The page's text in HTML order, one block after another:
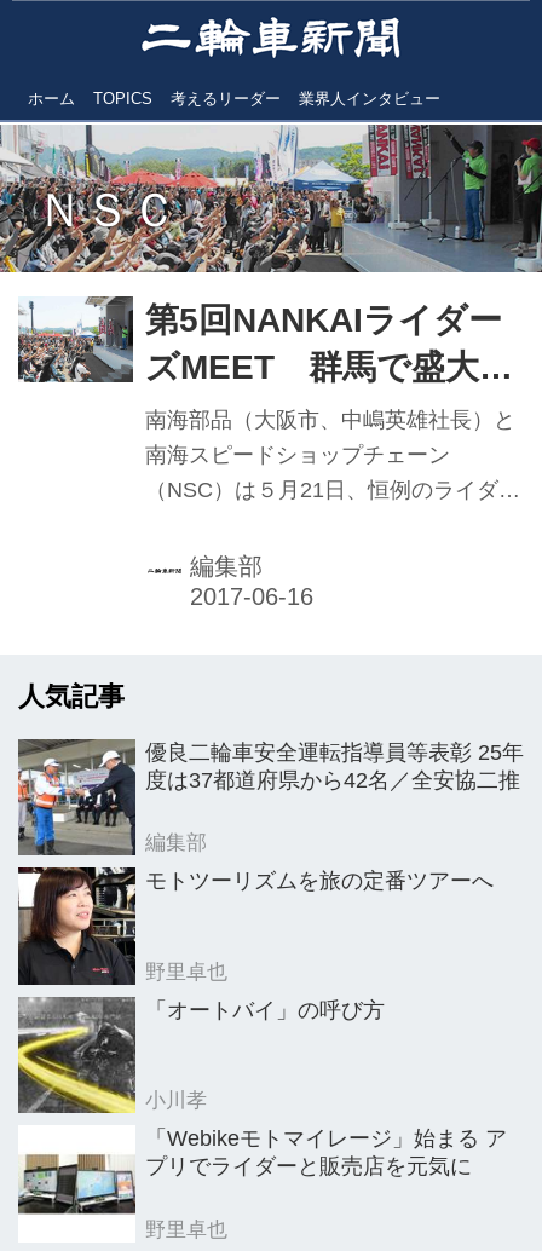
ホーム TOPICS 考えるリーダー 業界人インタビュー
ＮＳＣ
第5回NANKAIライダー
ズMEET 群馬で盛大開
催 3800人集う
南海部品（大阪市、中嶋英雄社長）と
南海スピードショップチェーン
（NSC）は５月21日、恒例のライダー
市で盛大に開催。会場となったボート
レース桐生には3800人が来場し、充実
編集部
人気記事
優良二輪車安全運転指導員等表彰 25年
度は37都道府県から42名／全安協二推
編集部
モトツーリズムを旅の定番ツアーへ
野里卓也
「オートバイ」の呼び方
小川孝
「Webikeモトマイレージ」始まる ア
プリでライダーと販売店を元気に
野里卓也